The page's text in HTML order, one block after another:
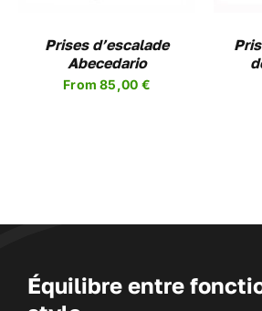
Prises d’escalade
Abecedario
From 85,00 €
OPTIONS
PEUVENT
ÊTRE
Équilibre entre